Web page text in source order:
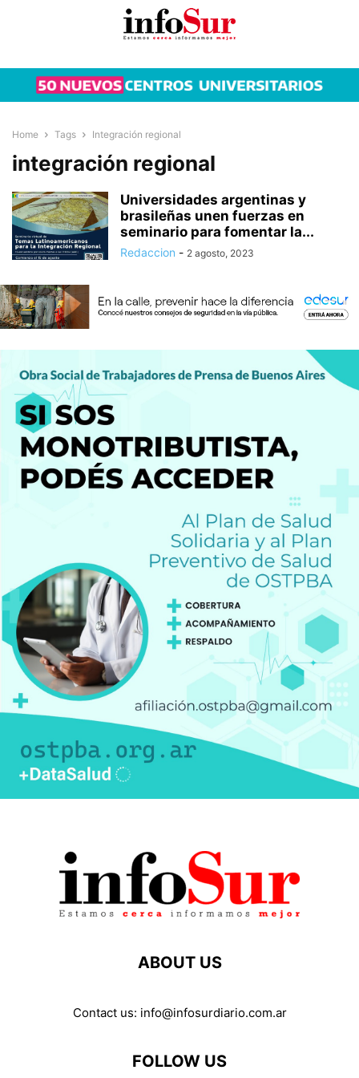
Home Tags Integración regional
integración regional
Universidades argentinas y
brasileñas unen fuerzas en
seminario para fomentar la...
Redaccion - 2 agosto, 2023
ABOUT US
Contact us: info@infosurdiario.com.ar
FOLLOW US